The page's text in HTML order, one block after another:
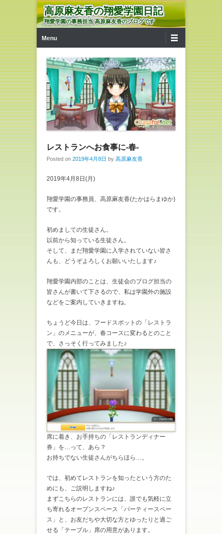
高原麻友香の翔愛学園日記
翔愛学園の事務担当 高原麻友香のブログです
Menu
レストランへお食事に-春-
Posted on 2019年4月8日 by 高原麻友香
2019年4月8日(月)
翔愛学園の事務員、高原麻友香(たかはらまゆか)
です。
初めましての生徒さん。
以前から知っている生徒さん。
そして、まだ翔愛学園に入学されていない皆さ
んも、どうぞよろしくお願いいたします♪
翔愛学園内部のことは、生徒会のブログ担当の
皆さんが書いて下さるので、私は学園外の施設
などをご案内していきますね。
ちょうど今日は、フードスポットの「レストラ
ン」のメニューが、春コースに変わるとのこと
で、さっそく行ってみました♪
席に着き、お手持ちの「レストランディナー
券」を…って、あら？
お持ちでない生徒さんがちらほら…。
では、初めてレストランを知ったという方のた
めにも、ご説明しますね♪
まずこちらのレストランには、誰でも気軽に立
ち寄れるオープンスペース「パーティースペー
ス」と、お友だちや大切な方とゆったりと過ご
せる「テーブル」席の用意があります。